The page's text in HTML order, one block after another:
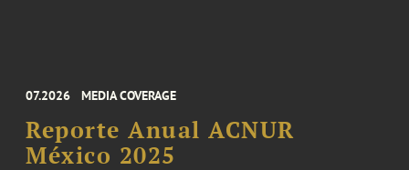
07.2026 MEDIA COVERAGE
Reporte Anual ACNUR
México 2025